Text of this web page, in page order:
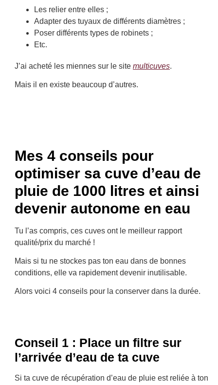
Les relier entre elles ;
Adapter des tuyaux de différents diamètres ;
Poser différents types de robinets ;
Etc.
J’ai acheté les miennes sur le site multicuves.
Mais il en existe beaucoup d’autres.
Mes 4 conseils pour
optimiser sa cuve d’eau de
pluie de 1000 litres et ainsi
devenir autonome en eau
Tu l’as compris, ces cuves ont le meilleur rapport
qualité/prix du marché !
Mais si tu ne stockes pas ton eau dans de bonnes
conditions, elle va rapidement devenir inutilisable.
Alors voici 4 conseils pour la conserver dans la durée.
Conseil 1 : Place un filtre sur
l’arrivée d’eau de ta cuve
Si ta cuve de récupération d’eau de pluie est reliée à ton